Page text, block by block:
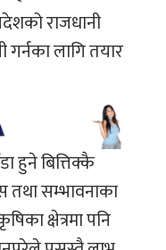
राजधानी
गर्नका लागि तयार
हुने बित्तिक्कै
तथा सम्भावनाका
क्षेत्रमा पनि